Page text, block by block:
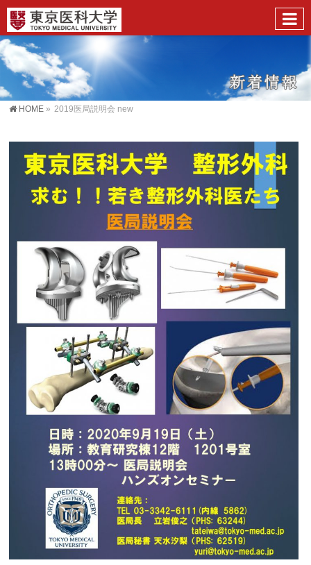
HOME » 2019医局説明会 new